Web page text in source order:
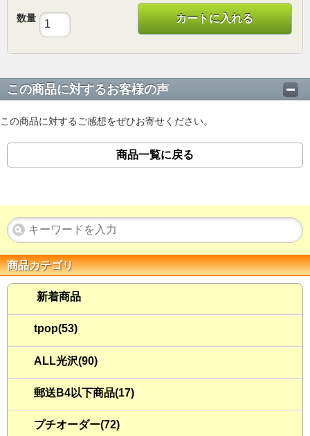
数量 カートに入れる
この商品に対するお客様の声
この商品に対するご感想をぜひお寄せください。
商品一覧に戻る
商品カテゴリ
新着商品
tpop(53)
ALL光沢(90)
郵送B4以下商品(17)
プチオーダー(72)